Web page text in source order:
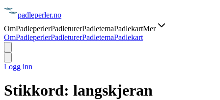
padleperler.no
OmPadleperlerPadleturerPadletemaPadlekartMer
OmPadleperlerPadleturerPadletemaPadlekart
Logg inn
Stikkord: langskjeran